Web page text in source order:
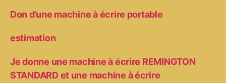
Don d’une machine à écrire portable
estimation
Je donne une machine à écrire REMINGTON
STANDARD et une machine à écrire